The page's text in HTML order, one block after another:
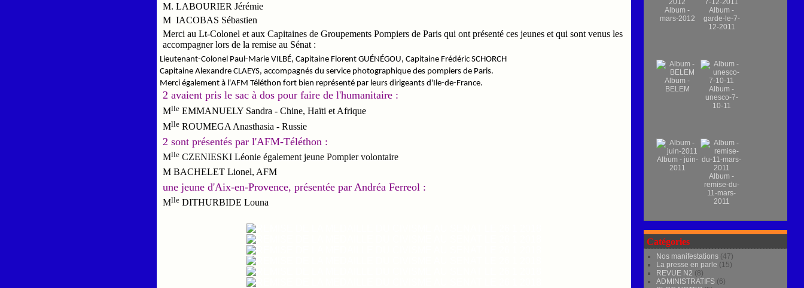
M. LABOURIER Jérémie
M IACOBAS Sébastien
Merci au Lt-Colonel et aux Capitaines de Groupements Pompiers de Paris qui ont présenté ces jeunes et qui sont venus les
accompagner lors de la remise au Sénat :
Lieutenant-Colonel Paul-Marie VILBÉ,Capitaine Florent GUÉNÉGOU,Capitaine Frédéric SCHORCH
Capitaine Alexandre CLAEYS, accompagnés du service photographique des pompiers de Paris.
Merci également à l'AFM Téléthon fort bien représenté par leurs dirigeants d'Ile-de-France.
2 avaient pris le sac à dos pour faire de l'humanitaire :
Mlle EMMANUELY Sandra - Chine, Haïti et Afrique
Mlle ROUMEGA Anasthasia - Russie
2 sont présentés par l'AFM-Téléthon :
Mlle CZENIESKI Léonie également jeune Pompier volontaire
M BACHELET Lionel, AFM
une jeune d'Aix-en-Provence, présentée par Andréa Ferreol :
Mlle DITHURBIDE Louna
Album -
mars-2012
Album -
garde-le-7-
12-2011
Album -
BELEM
Album -
unesco-7-
10-11
Album - juin-
2011
Album -
remise-du-
11-mars-
2011
Catégories
Nos manifestations (47)
La presse en parle (15)
REVUE N2 (8)
ADMINISTRATIFS (6)